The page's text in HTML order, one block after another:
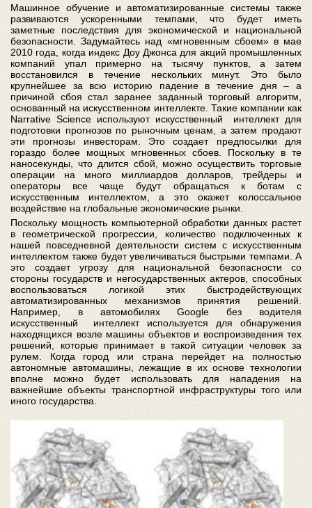
Машинное обучение и автоматизированные системы также
развиваются ускоренными темпами, что будет иметь
заметные последствия для экономической и национальной
безопасности. Задумайтесь над «мгновенным сбоем» в мае
2010 года, когда индекс Доу Джонса для акций промышленных
компаний упал примерно на тысячу пунктов, а затем
восстановился в течение нескольких минут. Это было
крупнейшее за всю историю падение в течение дня – а
причиной сбоя стал заранее заданный торговый алгоритм,
основанный на искусственном интеллекте. Такие компании как
Narrative Science используют искусственный интеллект для
подготовки прогнозов по рыночным ценам, а затем продают
эти прогнозы инвесторам. Это создает предпосылки для
гораздо более мощных мгновенных сбоев. Поскольку в те
наносекунды, что длится сбой, можно осуществить торговые
операции на много миллиардов долларов, трейдеры и
операторы все чаще будут обращаться к ботам с
искусственным интеллектом, а это окажет колоссальное
воздействие на глобальные экономические рынки.
Поскольку мощность компьютерной обработки данных растет
в геометрической прогрессии, количество подключенных к
нашей повседневной деятельности систем с искусственным
интеллектом также будет увеличиваться быстрыми темпами. А
это создает угрозу для национальной безопасности со
стороны государств и негосударственных актеров, способных
воспользоваться логикой этих быстродействующих
автоматизированных механизмов принятия решений.
Например, в автомобилях Google без водителя
искусственный интеллект используется для обнаружения
находящихся возле машины объектов и воспроизведения тех
решений, которые принимает в такой ситуации человек за
рулем. Когда город или страна перейдет на полностью
автономные автомашины, лежащие в их основе технологии
вполне можно будет использовать для нападения на
важнейшие объекты транспортной инфраструктуры того или
иного государства.